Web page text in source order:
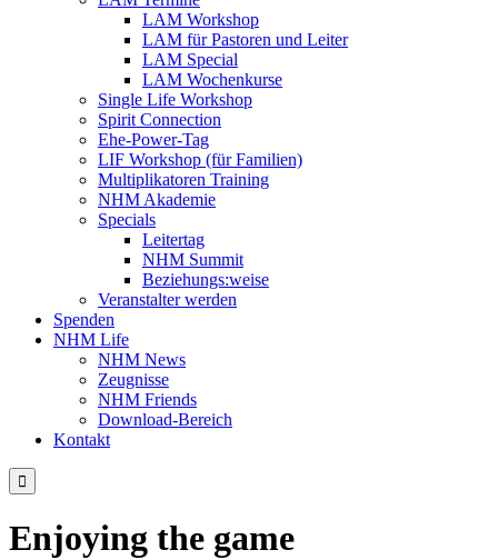
LAM Workshop
LAM für Pastoren und Leiter
LAM Special
LAM Wochenkurse
Single Life Workshop
Spirit Connection
Ehe-Power-Tag
LIF Workshop (für Familien)
Multiplikatoren Training
NHM Akademie
Specials
Leitertag
NHM Summit
Beziehungs:weise
Veranstalter werden
Spenden
NHM Life
NHM News
Zeugnisse
NHM Friends
Download-Bereich
Kontakt

Enjoying the game